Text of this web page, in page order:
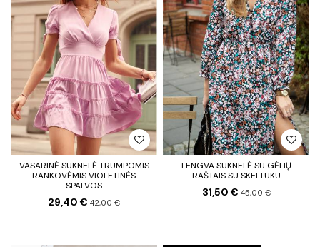
VASARINĖ SUKNELĖ TRUMPOMIS
RANKOVĖMIS VIOLETINĖS
SPALVOS
29,40 € 42,00 €
LENGVA SUKNELĖ SU GĖLIŲ
RAŠTAIS SU SKELTUKU
31,50 €45,00 €